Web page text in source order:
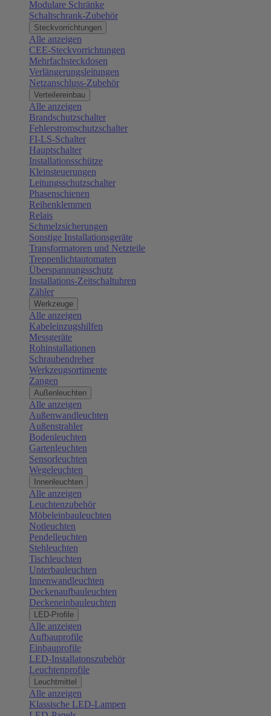
Modulare Schränke
Schaltschrank-Zubehör
Steckvorrichtungen
Alle anzeigen
CEE-Steckvorrichtungen
Mehrfachsteckdosen
Verlängerungsleitungen
Netzanschluss-Zubehör
Verteilereinbau
Alle anzeigen
Brandschutzschalter
Fehlerstromschutzschalter
FI-LS-Schalter
Hauptschalter
Installationsschütze
Kleinsteuerungen
Leitungsschutzschalter
Phasenschienen
Reihenklemmen
Relais
Schmelzsicherungen
Sonstige Installationsgeräte
Transformatoren und Netzteile
Treppenlichtautomaten
Überspannungsschutz
Installations-Zeitschaltuhren
Zähler
Werkzeuge
Alle anzeigen
Kabeleinzugshilfen
Messgeräte
Rohinstallationen
Schraubendreher
Werkzeugsortimente
Zangen
Außenleuchten
Alle anzeigen
Außenwandleuchten
Außenstrahler
Bodenleuchten
Gartenleuchten
Sensorleuchten
Wegeleuchten
Innenleuchten
Alle anzeigen
Leuchtenzubehör
Möbeleinbauleuchten
Notleuchten
Pendelleuchten
Stehleuchten
Tischleuchten
Unterbauleuchten
Innenwandleuchten
Deckenaufbauleuchten
Deckeneinbauleuchten
LED-Profile
Alle anzeigen
Aufbauprofile
Einbauprofile
LED-Installatonszubehör
Leuchtenprofile
Leuchtmittel
Alle anzeigen
Klassische LED-Lampen